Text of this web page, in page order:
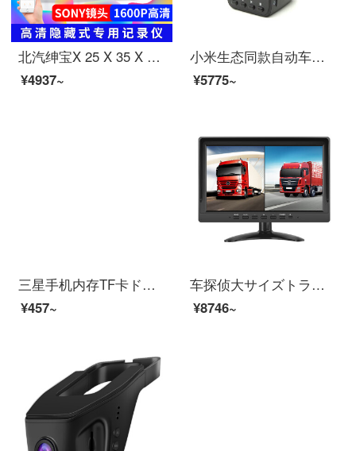
北汽绅宝X 25 X 35 X 55/D 50威旺S 50幻速S 5/S 3/S 6专用非表示ドライヴレーコダボラ専用4 K単眼レイズ+32 Gカード+包レインストール
¥4937~
小米生态同款自动车ドライヴレーダカーハイビアン夜見驻车监视24时间免レインストール车载携帯に関しては黒セスト一个単眼レイ
¥5775~
三星手机内存TF卡ドライブレコーダー小卡高速监控摄像机航拍遥控无人飞机運動相机保存卡(micro)sd卡 三星TF卡 MC 64G 红色 100MB/S
¥457~
车探侦大サイズトラックデラコブダー四路监视24 vハイビゾン逆画像一体机360度パノラマ监视ブラックセツ
¥8746~